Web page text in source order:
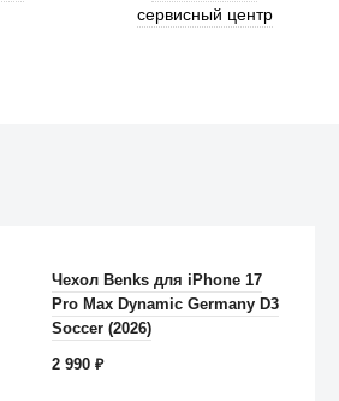
сервисный центр
Чехол Benks для iPhone 17
Pro Max Dynamic Germany D3
Soccer (2026)
2 990₽